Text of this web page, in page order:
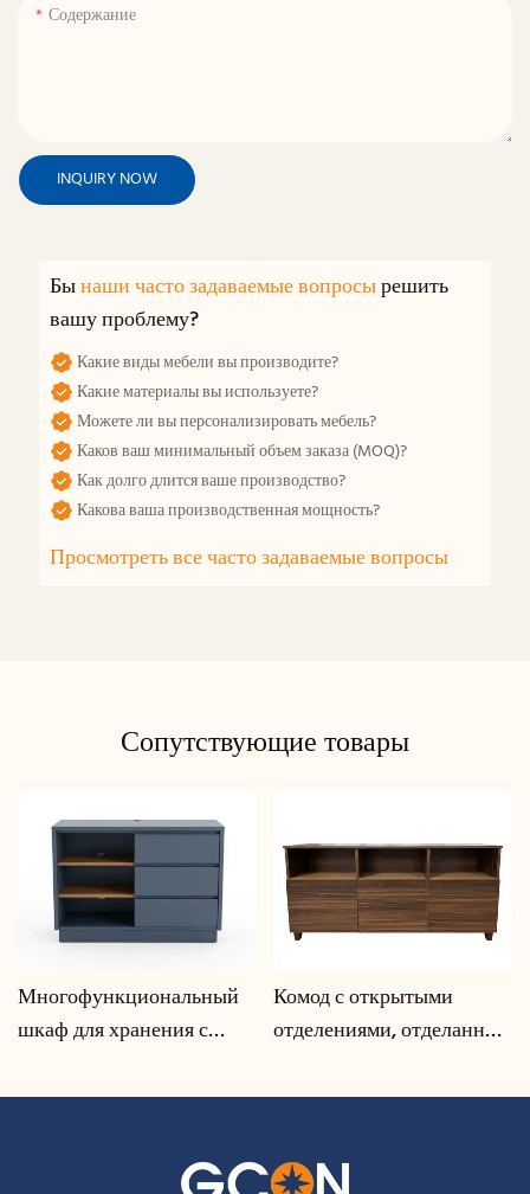
Содержание
INQUIRY NOW
Бынаши часто задаваемые вопросырешить
вашу проблему?
Какие виды мебели вы производите?
Какие материалы вы используете?
Можете ли вы персонализировать мебель?
Каков ваш минимальный объем заказа (MOQ)?
Как долго длится ваше производство?
Какова ваша производственная мощность?
Просмотреть все часто задаваемые вопросы
Сопутствующие товары
Многофункциональный
шкаф для хранения с
кабелей | CIS-25-L - GCON
Комод с открытыми
отделениями, отделанный